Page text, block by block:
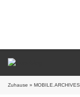
Zuhause » MOBILE.ARCHIVES